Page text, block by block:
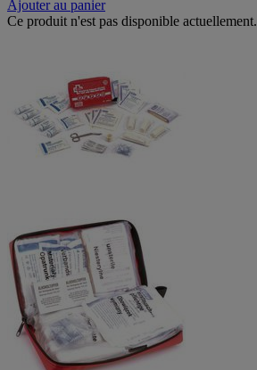
Ajouter au panier
Ce produit n'est pas disponible actuellement.